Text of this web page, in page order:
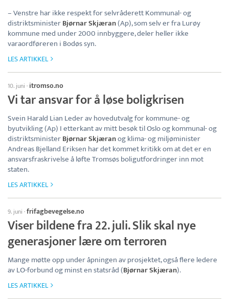
– Venstre har ikke respekt for selvråderett Kommunal- og
distriktsministerBjørnar Skjæran(Ap), som selv er fra Lurøy
kommune med under 2000 innbyggere, deler heller ikke
varaordføreren i Bodøs syn.
LES ARTIKKEL
10. juni · itromso.no
Vi tar ansvar for å løse boligkrisen
Svein Harald Lian Leder av hovedutvalg for kommune- og
byutvikling (Ap) I etterkant av mitt besøk til Oslo og kommunal- og
distriktsministerBjørnar Skjæranog klima- og miljøminister
Andreas Bjelland Eriksen har det kommet kritikk om at det er en
ansvarsfraskrivelse å løfte Tromsøs boligutfordringer inn mot
staten.
LES ARTIKKEL
9. juni ·frifagbevegelse.no
Viser bildene fra 22. juli. Slik skal nye
generasjoner lære om terroren
Mange møtte opp under åpningen av prosjektet, også flere ledere
av LO-forbund og minst en statsråd (Bjørnar Skjæran).
LES ARTIKKEL